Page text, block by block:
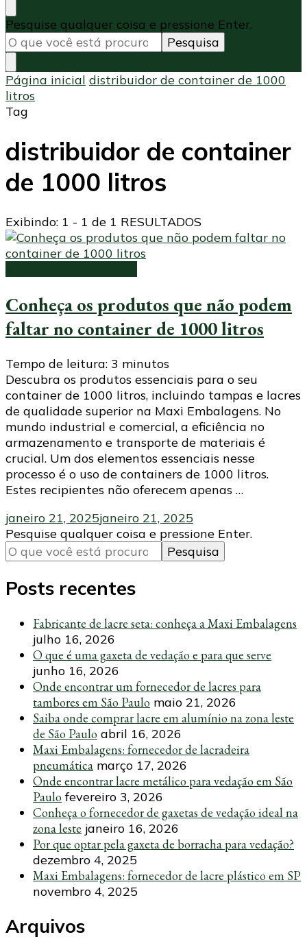
Procurando
algo?
Pesquise qualquer coisa e pressione Enter.
Página inicial distribuidor de container de 1000
litros
Tag
distribuidor de container
de 1000 litros
Exibindo: 1 - 1 de 1 RESULTADOS
Conheça os produtos que não podem
faltar no container de 1000 litros
Tempo de leitura: 3 minutos
Descubra os produtos essenciais para o seu
container de 1000 litros, incluindo tampas e lacres
de qualidade superior na Maxi Embalagens. No
mundo industrial e comercial, a eficiência no
armazenamento e transporte de materiais é
crucial. Um dos elementos essenciais nesse
processo é o uso de containers de 1000 litros.
Estes recipientes não oferecem apenas …
janeiro 21, 2025janeiro 21, 2025
Procurando
algo?
Pesquise qualquer coisa e pressione Enter.
Posts recentes
Fabricante de lacre seta: conheça a Maxi Embalagens
julho 16, 2026
O que é uma gaxeta de vedação e para que serve
junho 16, 2026
Onde encontrar um fornecedor de lacres para
tambores em São Paulo maio 21, 2026
Saiba onde comprar lacre em alumínio na zona leste
de São Paulo abril 16, 2026
Maxi Embalagens: fornecedor de lacradeira
pneumática março 17, 2026
Onde encontrar lacre metálico para vedação em São
Paulo fevereiro 3, 2026
Conheça o fornecedor de gaxetas de vedação ideal na
zona leste janeiro 16, 2026
Por que optar pela gaxeta de borracha para vedação?
dezembro 4, 2025
Maxi Embalagens: fornecedor de lacre plástico em SP
novembro 4, 2025
Arquivos